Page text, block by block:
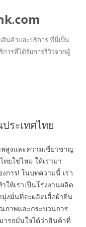
นค้าและบริการ ที่นี่เป็น
ารที่ได้รับการรีวิวจากผู้
ระเทศไทย
สูงและความเชี่ยวชาญ
ยใช่ไหม ให้เรามา
การ! ในบทความนี้ เรา
ห้เราเป็นโรงงานผลิต
งมั่นที่จะผลิตเสื้อผ้ายีน
าพและกระบวนการ
รถมั่นใจได้ว่าสินค้าที่